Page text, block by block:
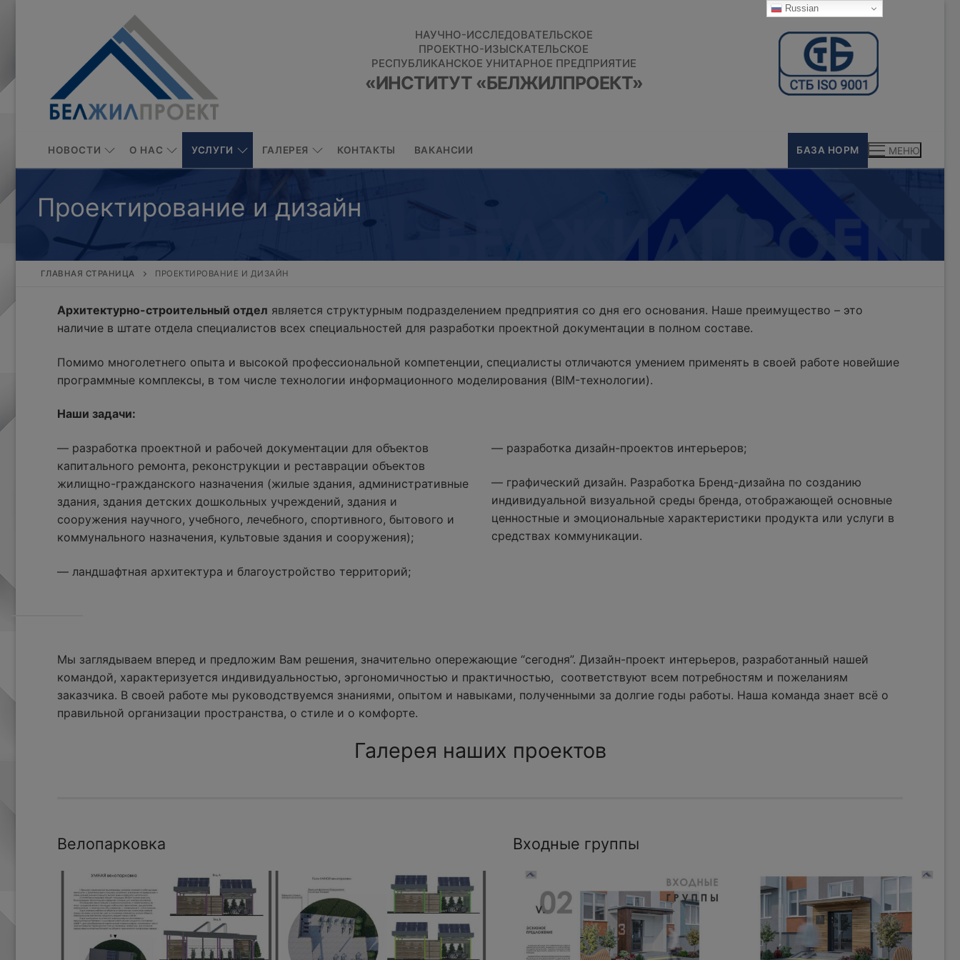
НАУЧНО-ИССЛЕДОВАТЕЛЬСКОЕ
ПРОЕКТНО-ИЗЫСКАТЕЛЬСКОЕ
РЕСПУБЛИКАНСКОЕ УНИТАРНОЕ ПРЕДПРИЯТИЕ
«ИНСТИТУТ «БЕЛЖИЛПРОЕКТ»
НОВОСТИ О НАС УСЛУГИ ГАЛЕРЕЯ КОНТАКТЫ ВАКАНСИИ БАЗА НОРМ МЕНЮ
Проектирование и дизайн
ГЛАВНАЯ СТРАНИЦА ПРОЕКТИРОВАНИЕ И ДИЗАЙН
Архитектурно-строительный отдел является структурным подразделением предприятия со дня его основания. Наше преимущество – это
наличие в штате отдела специалистов всех специальностей для разработки проектной документации в полном составе.
Помимо многолетнего опыта и высокой профессиональной компетенции, специалисты отличаются умением применять в своей работе новейшие
программные комплексы, в том числе технологии информационного моделирования (BIM-технологии).
Наши задачи:
— разработка проектной и рабочей документации для объектов
капитального ремонта, реконструкции и реставрации объектов
жилищно-гражданского назначения (жилые здания, административные
здания, здания детских дошкольных учреждений, здания и
сооружения научного, учебного, лечебного, спортивного, бытового и
коммунального назначения, культовые здания и сооружения);
— ландшафтная архитектура и благоустройство территорий;
— разработка дизайн-проектов интерьеров;
— графический дизайн. Разработка Бренд-дизайна по созданию
индивидуальной визуальной среды бренда, отображающей основные
ценностные и эмоциональные характеристики продукта или услуги в
средствах коммуникации.
Мы заглядываем вперед и предложим Вам решения, значительно опережающие “сегодня”. Дизайн-проект интерьеров, разработанный нашей
командой, характеризуется индивидуальностью, эргономичностью и практичностью, соответствуют всем потребностям и пожеланиям
заказчика. В своей работе мы руководствуемся знаниями, опытом и навыками, полученными за долгие годы работы. Наша команда знает всё о
правильной организации пространства, о стиле и о комфорте.
Галерея наших проектов
Велопарковка Входные группы
Russian